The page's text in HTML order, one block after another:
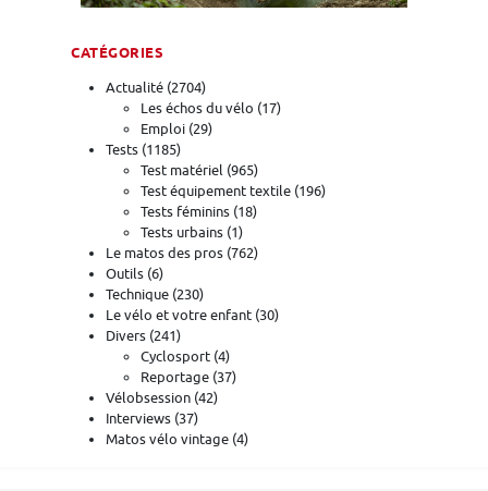
CATÉGORIES
Actualité (2704)
Les échos du vélo (17)
Emploi (29)
Tests (1185)
Test matériel (965)
Test équipement textile (196)
Tests féminins (18)
Tests urbains (1)
Le matos des pros (762)
Outils (6)
Technique (230)
Le vélo et votre enfant (30)
Divers (241)
Cyclosport (4)
Reportage (37)
Vélobsession (42)
Interviews (37)
Matos vélo vintage (4)